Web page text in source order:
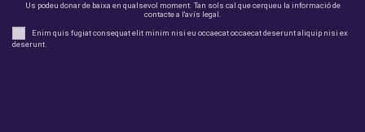
Us podeu donar de baixa en qualsevol moment. Tan sols cal que cerqueu la informació de
contacte a l'avís legal.
Enim quis fugiat consequat elit minim nisi eu occaecat occaecat deserunt aliquip nisi ex
deserunt.